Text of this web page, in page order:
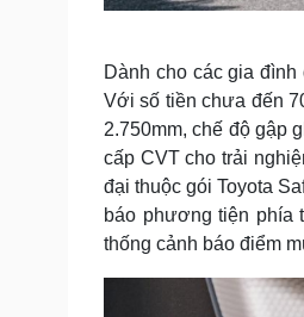
Dành cho các gia
Với số tiền chưa đến
2.750mm, chế độ gập
cấp CVT cho trải
đại thuộc gói Toyota
báo phương tiện phía
thống cảnh báo điểm